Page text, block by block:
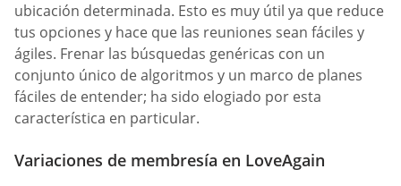
ubicación determinada. Esto es muy útil ya que reduce
tus opciones y hace que las reuniones sean fáciles y
ágiles. Frenar las búsquedas genéricas con un
conjunto único de algoritmos y un marco de planes
fáciles de entender; ha sido elogiado por esta
característica en particular.
Variaciones de membresía en LoveAgain